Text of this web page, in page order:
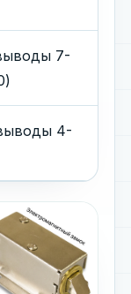
7-
4-